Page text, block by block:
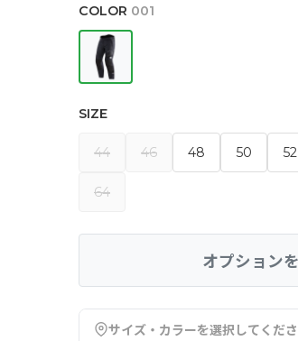
COLOR 001
SIZE
44 46 48 50 52
64
オプション
サイズ・カラーを選択してくだ